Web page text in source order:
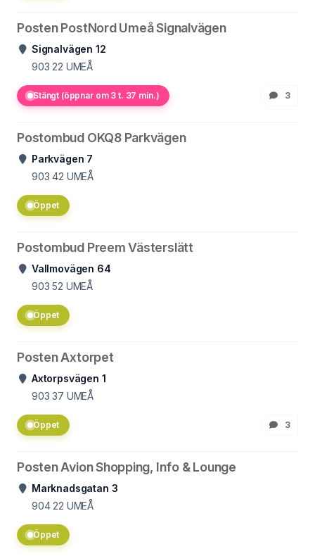
Posten PostNord Umeå Signalvägen
Signalvägen 12
903 22 UMEÅ
Stängt (öppnar om 3 t. 37 min.) 3
Postombud OKQ8 Parkvägen
Parkvägen 7
903 42 UMEÅ
Öppet
Postombud Preem Västerslätt
Vallmovägen 64
903 52 UMEÅ
Öppet
Posten Axtorpet
Axtorpsvägen 1
903 37 UMEÅ
Öppet 3
Posten Avion Shopping, Info & Lounge
Marknadsgatan 3
904 22 UMEÅ
Öppet